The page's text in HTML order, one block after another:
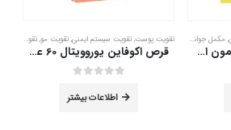
, مکمل جوانسازی
قرص آنادرم سلامت پرمون امین 60 عدد
تقویت پوست, تقویت سیستم ایمنی, تقویت مو, تقویت ناخن
قرص اکوفاین یوروویتال 60 عدد
اطلاعات بیشتر